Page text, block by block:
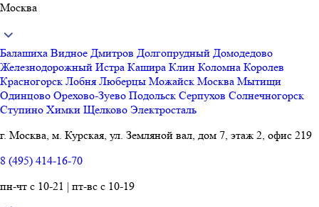
Москва
Балашиха Видное Дмитров Долгопрудный Домодедово
Железнодорожный Истра Кашира Клин Коломна Королев
Красногорск Лобня Люберцы Можайск Москва Мытищи
Одинцово Орехово-Зуево Подольск Серпухов Солнечногорск
Ступино Химки Щелково Электросталь
г. Москва, м. Курская, ул. Земляной вал, дом 7, этаж 2, офис 219
8 (495) 414-16-70
пн-чт с 10-21 | пт-вс с 10-19